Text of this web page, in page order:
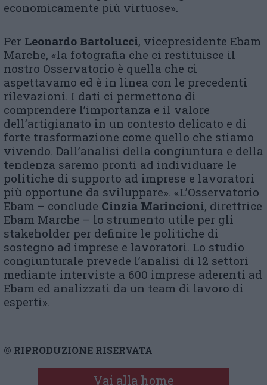
economicamente più virtuose».
Per Leonardo Bartolucci, vicepresidente Ebam
Marche, «la fotografia che ci restituisce il
nostro Osservatorio è quella che ci
aspettavamo ed è in linea con le precedenti
rilevazioni. I dati ci permettono di
comprendere l’importanza e il valore
dell’artigianato in un contesto delicato e di
forte trasformazione come quello che stiamo
vivendo. Dall’analisi della congiuntura e della
tendenza saremo pronti ad individuare le
politiche di supporto ad imprese e lavoratori
più opportune da sviluppare». «L’Osservatorio
Ebam – conclude Cinzia Marincioni, direttrice
Ebam Marche – lo strumento utile per gli
stakeholder per definire le politiche di
sostegno ad imprese e lavoratori. Lo studio
congiunturale prevede l’analisi di 12 settori
mediante interviste a 600 imprese aderenti ad
Ebam ed analizzati da un team di lavoro di
esperti».
© RIPRODUZIONE RISERVATA
Vai alla home